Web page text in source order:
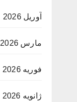
آوریل 2026
مارس 2026
فوریه 2026
ژانویه 2026